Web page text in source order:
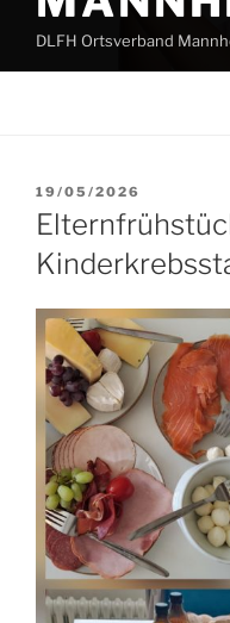
DLFH Ortsverband
VERÖFFENTLICHT
AM
19/05/2026